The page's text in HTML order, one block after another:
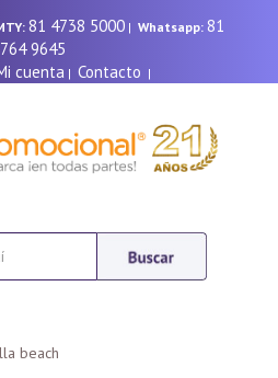
81 4738 5000| Whatsapp: 81
9645
cuenta | Contacto |
beach